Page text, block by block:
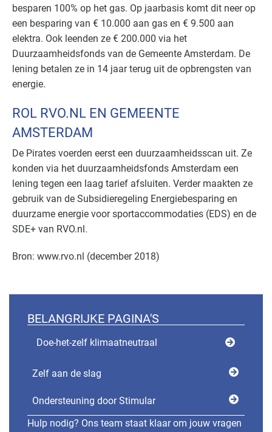
besparen 100% op het gas. Op jaarbasis komt dit neer op
een besparing van € 10.000 aan gas en € 9.500 aan
elektra. Ook leenden ze € 200.000 via het
Duurzaamheidsfonds van de Gemeente Amsterdam. De
lening betalen ze in 14 jaar terug uit de opbrengsten van
energie.
ROL RVO.NL EN GEMEENTE
AMSTERDAM
De Pirates voerden eerst een duurzaamheidsscan uit. Ze
konden via het duurzaamheidsfonds Amsterdam een
lening tegen een laag tarief afsluiten. Verder maakten ze
gebruik van de Subsidieregeling Energiebesparing en
duurzame energie voor sportaccommodaties (EDS) en de
SDE+ van RVO.nl.
Bron: www.rvo.nl (december 2018)
BELANGRIJKE PAGINA'S
Doe-het-zelf klimaatneutraal
Zelf aan de slag
Ondersteuning door Stimular
Hulp nodig? Ons team staat klaar om jouw vragen